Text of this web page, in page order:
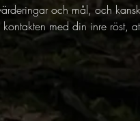
och mål, och
med din inre röst,